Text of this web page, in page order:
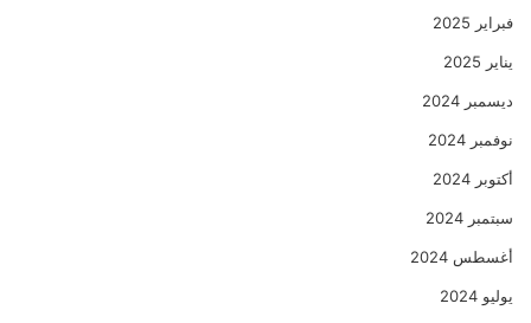
فبراير 2025
يناير 2025
ديسمبر 2024
نوفمبر 2024
أكتوبر 2024
سبتمبر 2024
أغسطس 2024
يوليو 2024